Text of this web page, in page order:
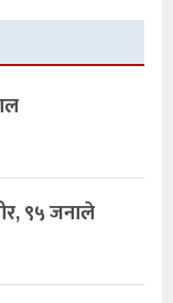
९५ जनाले